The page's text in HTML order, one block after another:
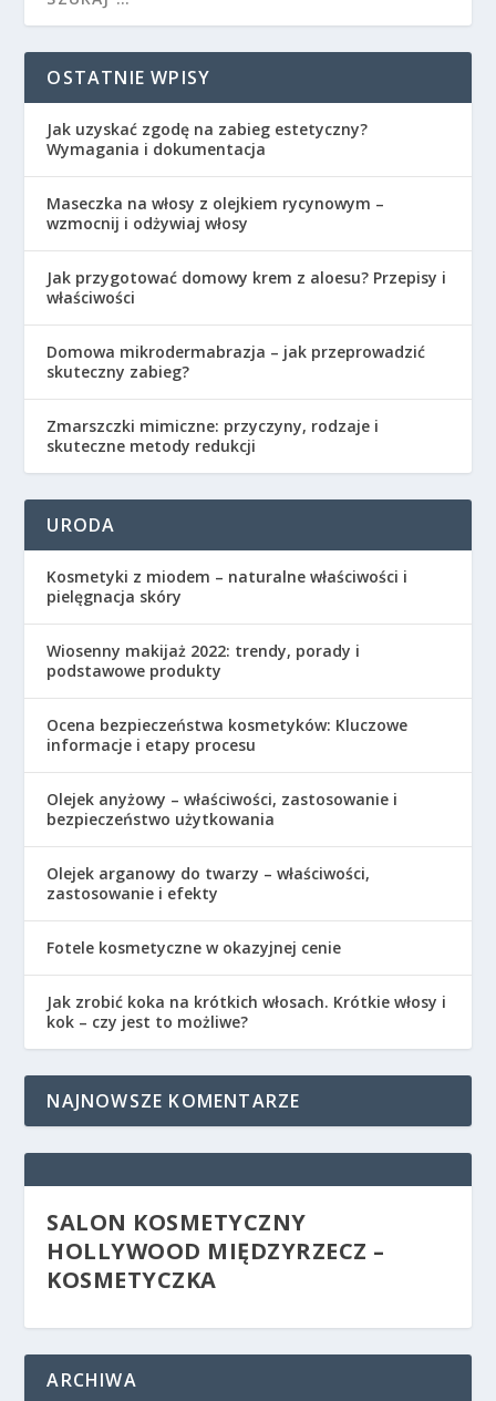
OSTATNIE WPISY
Jak uzyskać zgodę na zabieg estetyczny?
Wymagania i dokumentacja
Maseczka na włosy z olejkiem rycynowym –
wzmocnij i odżywiaj włosy
Jak przygotować domowy krem z aloesu? Przepisy i
właściwości
Domowa mikrodermabrazja – jak przeprowadzić
skuteczny zabieg?
Zmarszczki mimiczne: przyczyny, rodzaje i
skuteczne metody redukcji
URODA
Kosmetyki z miodem – naturalne właściwości i
pielęgnacja skóry
Wiosenny makijaż 2022: trendy, porady i
podstawowe produkty
Ocena bezpieczeństwa kosmetyków: Kluczowe
informacje i etapy procesu
Olejek anyżowy – właściwości, zastosowanie i
bezpieczeństwo użytkowania
Olejek arganowy do twarzy – właściwości,
zastosowanie i efekty
Fotele kosmetyczne w okazyjnej cenie
Jak zrobić koka na krótkich włosach. Krótkie włosy i
kok – czy jest to możliwe?
NAJNOWSZE KOMENTARZE
SALON KOSMETYCZNY
HOLLYWOOD MIĘDZYRZECZ –
KOSMETYCZKA
ARCHIWA